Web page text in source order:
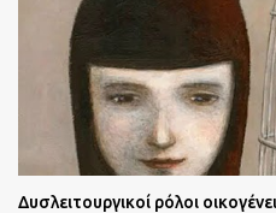
Δυσλειτουργικοί ρόλοι